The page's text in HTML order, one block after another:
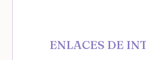
ENLACES DE